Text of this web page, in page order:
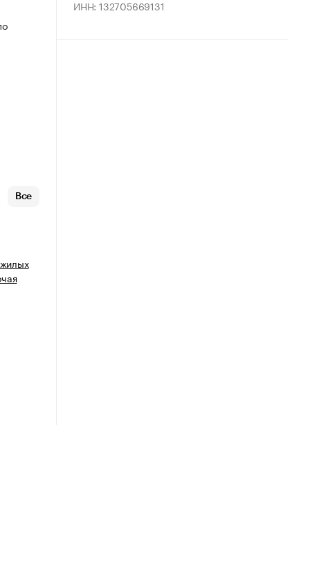
Все
ИНН: 132705669131